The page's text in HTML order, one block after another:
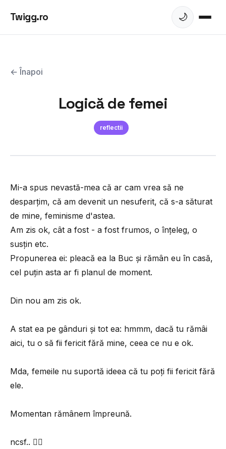
Twigg.ro 🌙
← Înapoi
Logică de femei
reflectii
Mi-a spus nevastă-mea că ar cam vrea să ne
desparțim, că am devenit un nesuferit, că s-a săturat
de mine, feminisme d'astea.
Am zis ok, cât a fost - a fost frumos, o înțeleg, o
susțin etc.
Propunerea ei: pleacă ea la Buc și rămân eu în casă,
cel puțin asta ar fi planul de moment.
Din nou am zis ok.
A stat ea pe gânduri și tot ea: hmmm, dacă tu rămâi
aici, tu o să fii fericit fără mine, ceea ce nu e ok.
Mda, femeile nu suportă ideea că tu poți fii fericit fără
ele.
Momentan rămânem împreună.
ncsf.. 🤷‍♂️